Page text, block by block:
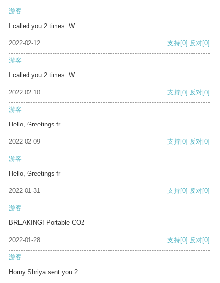
游客
I called you 2 times. W
2022-02-12 支持[0] 反对[0]
游客
I called you 2 times. W
2022-02-10 支持[0] 反对[0]
游客
Hello, Greetings fr
2022-02-09 支持[0] 反对[0]
游客
Hello, Greetings fr
2022-01-31 支持[0] 反对[0]
游客
BREAKING! Portable CO2
2022-01-28 支持[0] 反对[0]
游客
Horny Shriya sent you 2